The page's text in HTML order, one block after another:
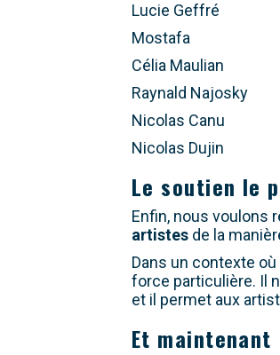
Lucie Geffré
Mostafa
Célia Maulian
Raynald Najosky
Nicolas Canu
Nicolas Dujin
Le soutien le
Enfin, nous voulons
artistes de la
Dans un contexte
force particulière. Il
et il permet aux
Et maintenant